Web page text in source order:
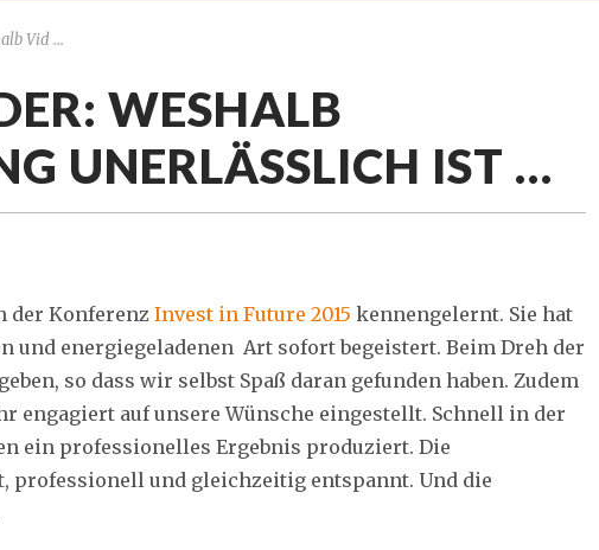
Vid ...
WESHALB
UNERLÄSSLICH IST …
der KonferenzInvest in Future 2015 kennengelernt. Sie hat
energiegeladenen Art sofort begeistert. Beim Dreh der
so dass wir selbst Spaß daran gefunden haben. Zudem
engagiert auf unsere Wünsche eingestellt. Schnell in der
ein professionelles Ergebnis produziert. Die
professionell und gleichzeitig entspannt. Und die